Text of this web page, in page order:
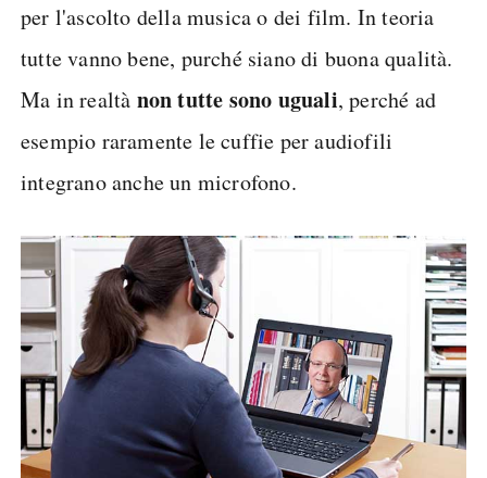
per l'ascolto della musica o dei film. In teoria
tutte vanno bene, purché siano di buona qualità.
Ma in realtà non tutte sono uguali, perché ad
esempio raramente le cuffie per audiofili
integrano anche un microfono.